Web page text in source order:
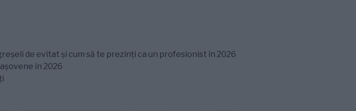
de evitat și cum să te prezinți ca un profesionist în 2026
în 2026